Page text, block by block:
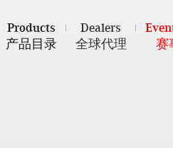
Products
产品目录
Dealers
全球代理
赛